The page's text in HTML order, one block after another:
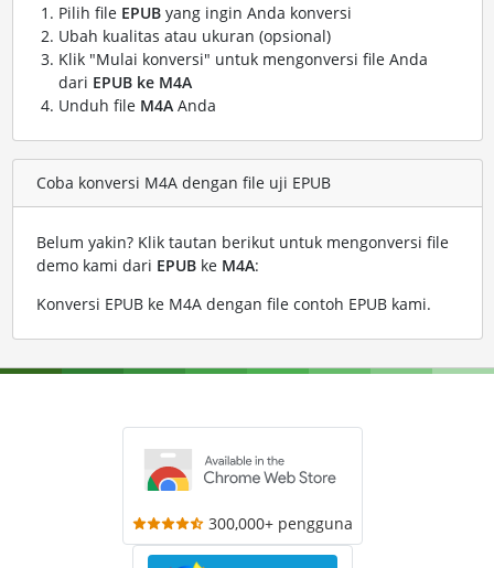
Pilih file EPUByang ingin Anda konversi
Ubah kualitas atau ukuran (opsional)
Klik "Mulai konversi" untuk mengonversi file Anda
dari EPUB ke M4A
Unduh file M4AAnda
Coba konversi M4A dengan file uji EPUB
Belum yakin? Klik tautan berikut untuk mengonversi file
demo kami dari EPUBke M4A:
Konversi EPUB ke M4A dengan file contoh EPUB kami.
300,000+ pengguna